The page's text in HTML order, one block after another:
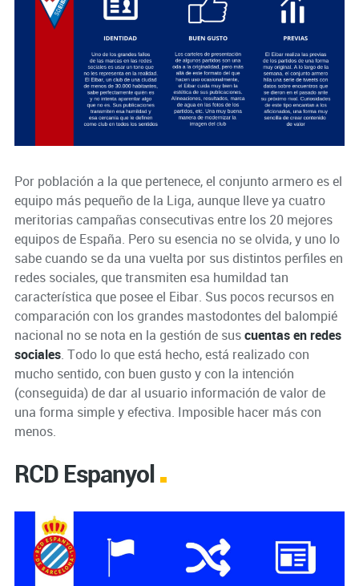
Por población a la que pertenece, el conjunto armero es el
equipo más pequeño de la Liga, aunque lleve ya cuatro
meritorias campañas consecutivas entre los 20 mejores
equipos de España. Pero su esencia no se olvida, y uno lo
sabe cuando se da una vuelta por sus distintos perfiles en
redes sociales, que transmiten esa humildad tan
característica que posee el Eibar. Sus pocos recursos en
comparación con los grandes mastodontes del balompié
nacional no se nota en la gestión de suscuentas en redes
sociales. Todo lo que está hecho, está realizado con
mucho sentido, con buen gusto y con la intención
(conseguida) de dar al usuario información de valor de
una forma simple y efectiva. Imposible hacer más con
menos.
RCD Espanyol